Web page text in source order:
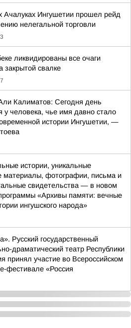
Ачалуках Ингушетии прошел рейд
нелегальной торговли
ликвидированы все очаги
закрытой свалке
Калиматов: Сегодня день
у человека, чье имя давно стало
истории Ингушетии, —
истории, уникальные
материалы, фотографии, письма и
свидетельства — в новом
«Архивы памяти: вечные
ингушского народа»
Русский государственный
драматический театр Республики
принял участие во Всероссийском
фестивале «Россия